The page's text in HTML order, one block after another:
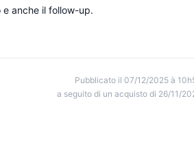
anche il follow-up.
Pubblicato il 07/12/2025 à
a seguito di un acquisto di 26/11/